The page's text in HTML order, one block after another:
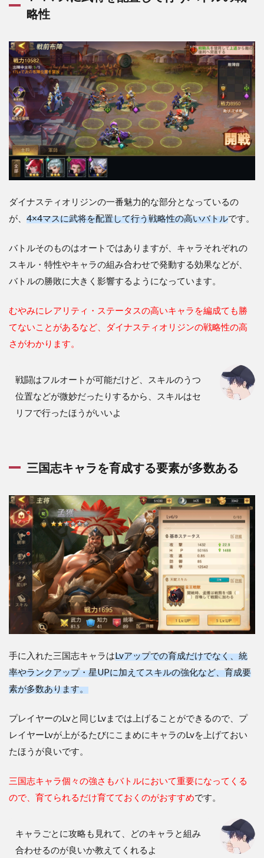
リジ
ン】
キャ
ラを
配
置・
編成
して
行う
戦略
性の
高い
バト
ルが
面白
ー
ム！
ー・
評価
まと
め
略性
ダイナスティオリジンの一番魅力的な部分となっているの
が、 4×4マスに武将を配置して行う戦略性の高いバトルです。
バトルそのものはオートではありますが、キャラそれぞれの
スキル・特性やキャラの組み合わせで発動する効果などが、
バトルの勝敗に大きく影響するようになっています。
むやみにレアリティ・ステータスの高いキャラを編成ても勝
てないことがあるなど、ダイナスティオリジンの戦略性の高
さがわかります。
戦闘はフルオートが可能だけど、スキルのうつ
位置などが微妙だったりするから、スキルはセ
リフで行ったほうがいいよ
三国志キャラを育成する要素が多数ある
手に入れた三国志キャラはLvアップでの育成だけでなく、統
率やランクアップ・星UPに加えてスキルの強化など、育成要
素が多数あります。
プレイヤーのLvと同じLvまでは上げることができるので、プ
レイヤーLvが上がるたびにこまめにキャラのLvを上げておい
たほうが良いです。
三国志キャラ個々の強さもバトルにおいて重要になってくる
ので、育てられるだけ育てておくのがおすすめです。
キャラごとに攻略も見れて、どのキャラと組み
合わせるのが良いか教えてくれるよ